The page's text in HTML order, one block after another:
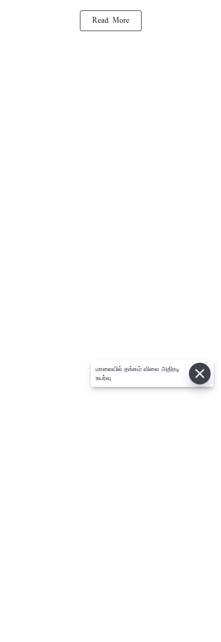
Read More
மாலையில் தங்கம் விலை அதிரடி
உயர்வு